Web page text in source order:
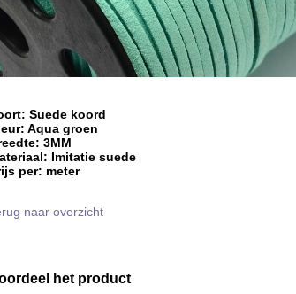
Suede koord
Aqua groen
3MM
Imitatie suede
per: meter
naar overzicht
het product